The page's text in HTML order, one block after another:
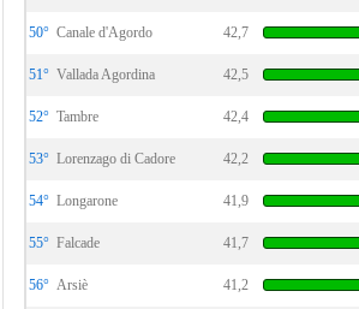
50° Canale d'Agordo 42,7
51° Vallada Agordina 42,5
52° Tambre 42,4
53° Lorenzago di Cadore 42,2
54° Longarone 41,9
55° Falcade 41,7
56° Arsiè 41,2